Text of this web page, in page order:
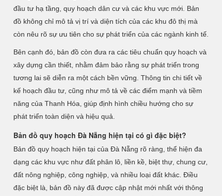
đầu tư hạ tầng, quy hoạch dân cư và các khu vực mới. Bản
đồ không chỉ mô tả vị trí và diện tích của các khu đô thị mà
còn nêu rõ sự ưu tiên cho sự phát triển của các ngành kinh tế.
Bên cạnh đó, bản đồ còn đưa ra các tiêu chuẩn quy hoạch và
xây dựng cần thiết, nhằm đảm bảo rằng sự phát triển trong
tương lai sẽ diễn ra một cách bền vững. Thông tin chi tiết về
kế hoạch đầu tư, cũng như mô tả về các điểm mạnh và tiềm
năng của Thanh Hóa, giúp định hình chiều hướng cho sự
phát triển toàn diện và hiệu quả.
Bản đồ quy hoạch Đà Nẵng hiện tại có gì đặc biệt?
Bản đồ quy hoạch hiện tại của Đà Nẵng rõ ràng, thể hiện đa
dạng các khu vực như đất phân lô, liền kề, biệt thự, chung cư,
đất nông nghiệp, công nghiệp, và nhiều loại đất khác. Điều
đặc biệt là, bản đồ này đã được cập nhật mới nhất với thông